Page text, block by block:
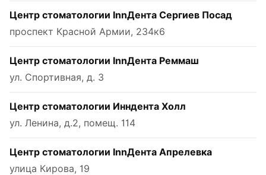
Центр стоматологии InnДента Сергиев Посад
проспект Красной Армии, 234к6
Центр стоматологии InnДента Реммаш
ул. Спортивная, д. 3
Центр стоматологии Инндента Холл
ул. Ленина, д.2, помещ. 114
Центр стоматологии InnДента Апрелевка
улица Кирова, 19